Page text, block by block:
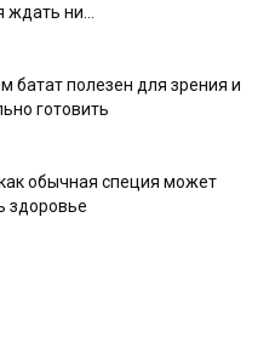
ни...
батат полезен для зрения и
готовить
обычная специя может
здоровье